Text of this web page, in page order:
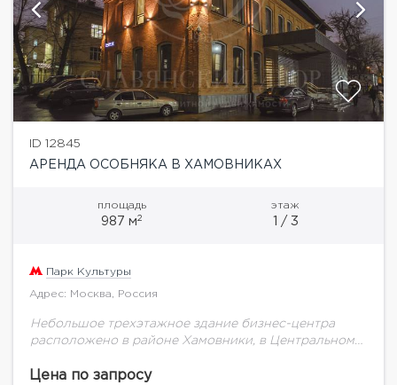
ID 12845
АРЕНДА ОСОБНЯКА В ХАМОВНИКАХ
площадь
987 м2
этаж
1 / 3
Парк Культуры
Адрес: Москва, Россия
Небольшое трехэтажное здание бизнес-центра
расположено в районе Хамовники, в Центральном
был построен в 1917 году, в 2008 его...
Цена по запросу